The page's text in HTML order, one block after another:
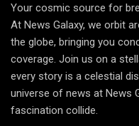
Your cosmic source for
At News Galaxy, we orbit
the globe, bringing you
coverage. Join us on a
every story is a celestial
universe of news at News
fascination collide.